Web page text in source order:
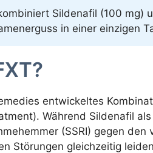
Sildenafil (100 mg)
in einer einzigen
entwickeltes
Während Sildenafil
(SSRI) gegen
Störungen gleichzeitig